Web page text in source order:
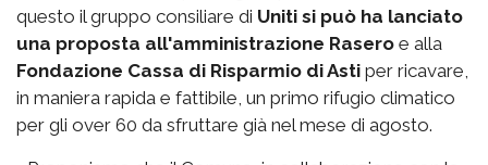
questo il gruppo consiliare di Uniti si può ha lanciato
una proposta all'amministrazione Rasero e alla
Fondazione Cassa di Risparmio di Asti per ricavare,
in maniera rapida e fattibile, un primo rifugio climatico
per gli over 60 da sfruttare già nel mese di agosto.